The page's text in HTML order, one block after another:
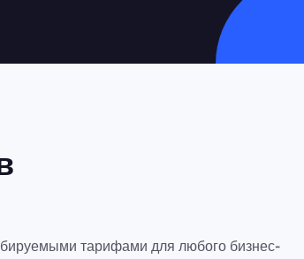
тарифами для любого бизнес-